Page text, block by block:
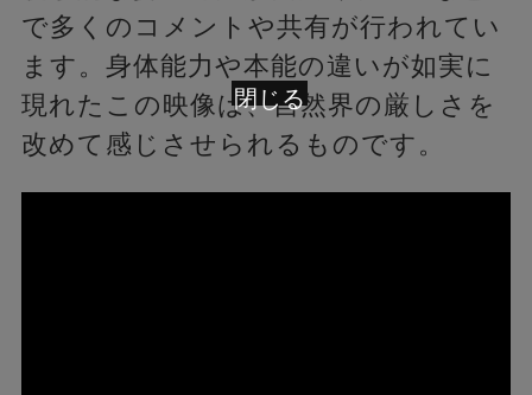
で多くのコメントや共有が行われてい
ます。身体能力や本能の違いが如実に
現れたこの映像は、自然界の厳しさを
改めて感じさせられるものです。
閉じる